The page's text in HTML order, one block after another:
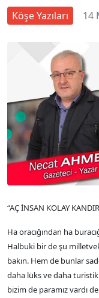
Köşe Yazıları 14
“AÇ İNSAN KOLAY
Ha oracığından ha
Halbuki bir de şu
bakın. Hem de bunlar
daha lüks ve daha
bizim de paramız vardı